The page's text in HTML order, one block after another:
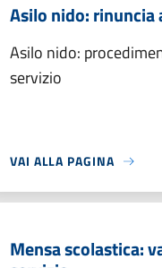
Asilo nido: rinuncia
Asilo nido:
servizio
VAI ALLA PAGINA
Mensa scolastica: